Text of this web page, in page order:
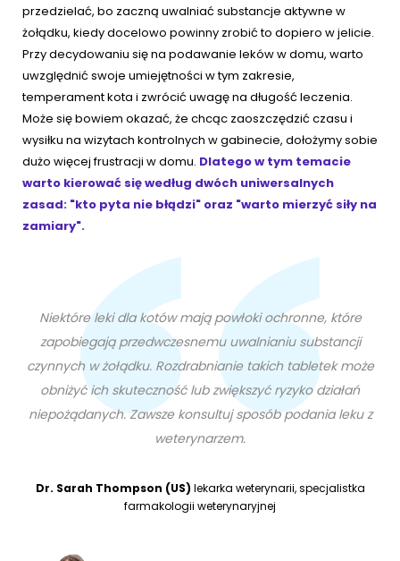
przedzielać, bo zaczną uwalniać substancje aktywne w
żołądku, kiedy docelowo powinny zrobić to dopiero w jelicie.
Przy decydowaniu się na podawanie leków w domu, warto
uwzględnić swoje umiejętności w tym zakresie,
temperament kota i zwrócić uwagę na długość leczenia.
Może się bowiem okazać, że chcąc zaoszczędzić czasu i
wysiłku na wizytach kontrolnych w gabinecie, dołożymy sobie
dużo więcej frustracji w domu. Dlatego w tym temacie
warto kierować się według dwóch uniwersalnych
zasad: "kto pyta nie błądzi" oraz "warto mierzyć siły na
zamiary".
Niektóre leki dla kotów mają powłoki ochronne, które
zapobiegają przedwczesnemu uwalnianiu substancji
czynnych w żołądku. Rozdrabnianie takich tabletek może
obniżyć ich skuteczność lub zwiększyć ryzyko działań
niepożądanych. Zawsze konsultuj sposób podania leku z
weterynarzem.
Dr. Sarah Thompson (US) lekarka weterynarii, specjalistka
farmakologii weterynaryjnej